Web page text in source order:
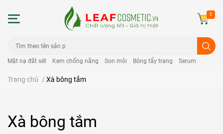
Mặt nạ đất sét Kem chống nắng Son môi Bông tẩy trang Serum
0
Trang chủ / Xà bông tắm
Xà bông tắm